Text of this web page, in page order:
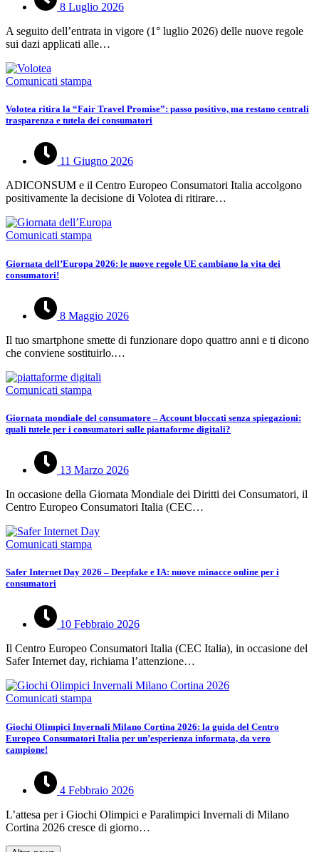
8 Luglio 2026
A seguito dell’entrata in vigore (1° luglio 2026) delle nuove regole
sui dazi applicati alle…
Comunicati stampa
Volotea ritira la “Fair Travel Promise”: passo positivo, ma restano centrali
trasparenza e tutela dei consumatori
11 Giugno 2026
ADICONSUM e il Centro Europeo Consumatori Italia accolgono
positivamente la decisione di Volotea di ritirare…
Comunicati stampa
Giornata dell’Europa 2026: le nuove regole UE cambiano la vita dei
consumatori!
8 Maggio 2026
Il tuo smartphone smette di funzionare dopo quattro anni e ti dicono
che conviene sostituirlo.…
Comunicati stampa
Giornata mondiale del consumatore – Account bloccati senza spiegazioni:
quali tutele per i consumatori sulle piattaforme digitali?
13 Marzo 2026
In occasione della Giornata Mondiale dei Diritti dei Consumatori, il
Centro Europeo Consumatori Italia (CEC…
Comunicati stampa
Safer Internet Day 2026 – Deepfake e IA: nuove minacce online per i
consumatori
10 Febbraio 2026
Il Centro Europeo Consumatori Italia (CEC Italia), in occasione del
Safer Internet day, richiama l’attenzione…
Comunicati stampa
Giochi Olimpici Invernali Milano Cortina 2026: la guida del Centro
Europeo Consumatori Italia per un’esperienza informata, da vero
campione!
4 Febbraio 2026
L’attesa per i Giochi Olimpici e Paralimpici Invernali di Milano
Cortina 2026 cresce di giorno…